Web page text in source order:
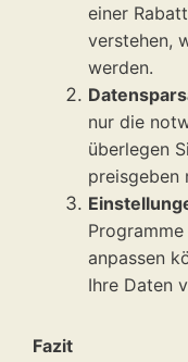
einer
verstehen,
werden.
nur die
überlegen
preisgeben
anpassen
Ihre Daten
Fazit